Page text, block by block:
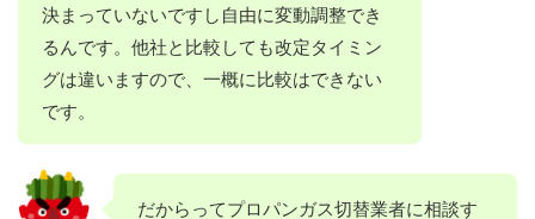
決まっていないですし自由に変動調整でき
るんです。他社と比較しても改定タイミン
グは違いますので、一概に比較はできない
です。
だからってプロパンガス切替業者に相談す